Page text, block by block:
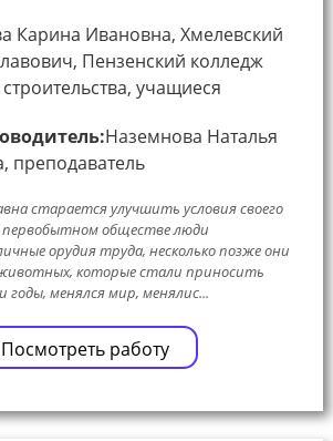
Карина Ивановна, Хмелевский
Пензенский колледж
учащиеся
Наземнова Наталья
преподаватель
старается улучшить условия своего
обществе люди
орудия труда, несколько позже они
которые стали приносить
годы, менялся мир, менялис...
Посмотреть работу